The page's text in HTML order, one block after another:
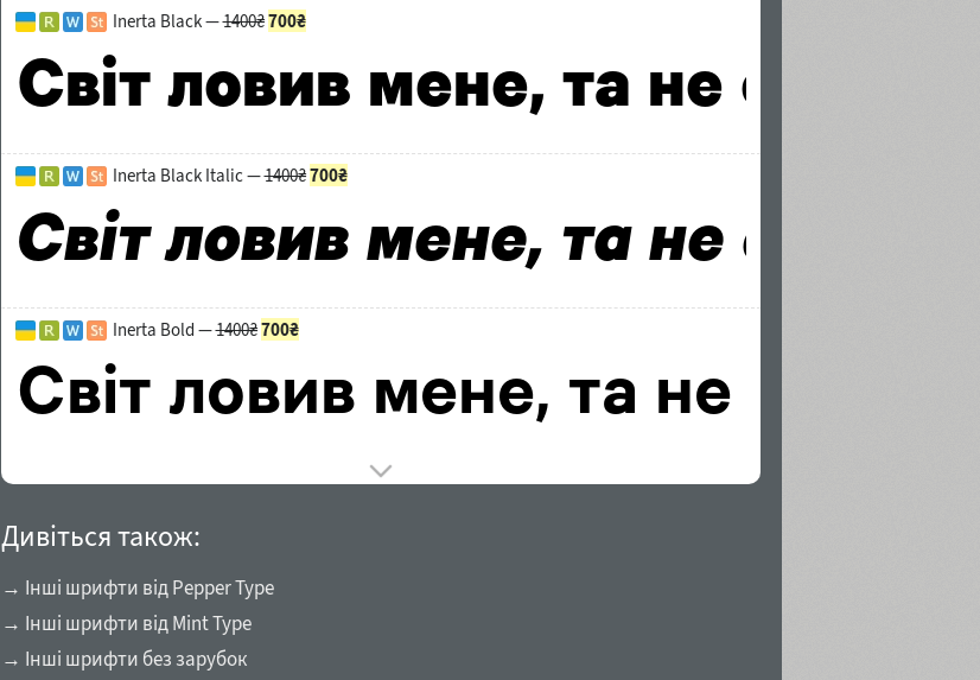
Inerta Black —1400₴700₴
Inerta Black Italic —1400₴700₴
Inerta Bold —1400₴700₴
Дивіться також:
→ Інші шрифти від Pepper Type
→ Інші шрифти від Mint Type
→ Інші шрифти без зарубок